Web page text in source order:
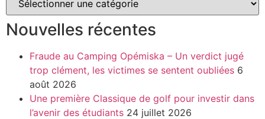
Nouvelles récentes
Fraude au Camping Opémiska – Un verdict jugé
trop clément, les victimes se sentent oubliées 6
août 2026
Une première Classique de golf pour investir dans
l’avenir des étudiants 24 juillet 2026